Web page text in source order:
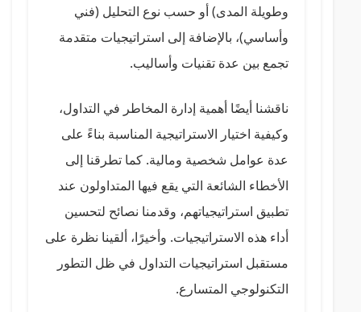
وطويلة المدى) أو حسب نوع التحليل (فني
وأساسي)، بالإضافة إلى استراتيجيات متقدمة
تجمع بين عدة تقنيات وأساليب.
ناقشنا أيضًا أهمية إدارة المخاطر في التداول،
وكيفية اختيار الاستراتيجية المناسبة بناءً على
عدة عوامل شخصية ومالية. كما تطرقنا إلى
الأخطاء الشائعة التي يقع فيها المتداولون عند
تطبيق استراتيجياتهم، وقدمنا نصائح لتحسين
أداء هذه الاستراتيجيات. وأخيرًا، ألقينا نظرة على
مستقبل استراتيجيات التداول في ظل التطور
التكنولوجي المتسارع.